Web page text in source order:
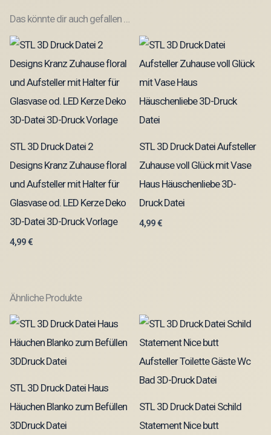
Das könnte dir auch gefallen …
STL 3D Druck Datei 2
Designs Kranz Zuhause floral
und Aufsteller mit Halter für
Glasvase od. LED Kerze Deko
3D-Datei 3D-Druck Vorlage
4,99€
STL 3D Druck Datei Aufsteller
Zuhause voll Glück mit Vase
Haus Häuschenliebe 3D-
Druck Datei
4,99€
Ähnliche Produkte
STL 3D Druck Datei Haus
Häuchen Blanko zum Befüllen
3DDruck Datei
STL 3D Druck Datei Schild
Statement Nice butt